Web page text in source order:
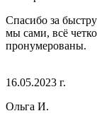
Спасибо за
мы сами, всё
пронумерованы.
16.05.2023 г.
Ольга И.